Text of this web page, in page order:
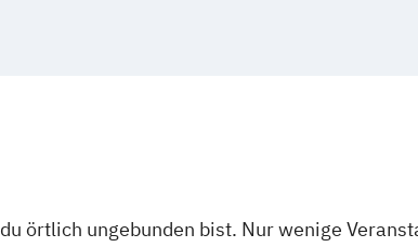
örtlich ungebunden bist. Nur wenige